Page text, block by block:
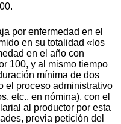
por enfermedad en el
en su totalidad «los
en el año con
100, y al mismo tiempo
mínima de dos
el proceso administrativo
etc., en nómina), con el
al productor por esta
previa petición del